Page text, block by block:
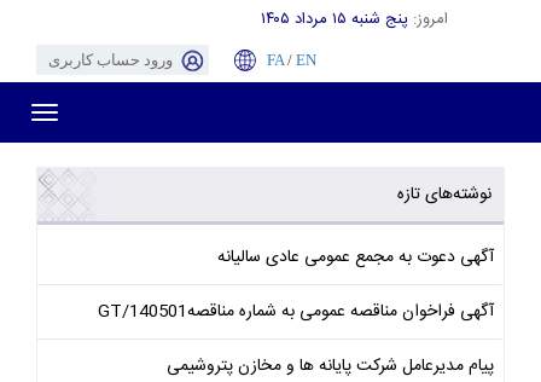
امروز: پنج شنبه ۱۵ مرداد ۱۴۰۵
FA/ EN ورود حساب کاربری
نوشته‌های تازه
آگهی دعوت به مجمع عمومی عادی سالیانه
آگهی فراخوان مناقصه عمومی به شماره مناقصهGT/140501
پیام مدیرعامل شرکت پایانه ها و مخازن پتروشیمی